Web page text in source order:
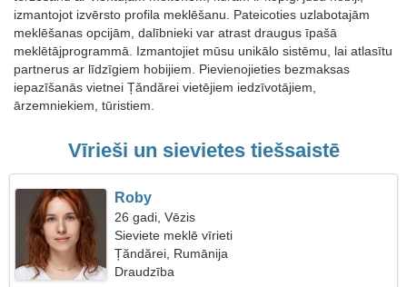
izmantojot izvērsto profila meklēšanu. Pateicoties uzlabotajām
meklēšanas opcijām, dalībnieki var atrast draugus īpašā
meklētājprogrammā. Izmantojiet mūsu unikālo sistēmu, lai atlasītu
partnerus ar līdzīgiem hobijiem. Pievienojieties bezmaksas
iepazīšanās vietnei Țăndărei vietējiem iedzīvotājiem,
ārzemniekiem, tūristiem.
Vīrieši un sievietes tiešsaistē
Roby
26 gadi, Vēzis
Sieviete meklē vīrieti
Țăndărei, Rumānija
Draudzība